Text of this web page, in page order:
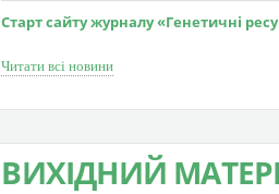
Старт сайту журналу «Генетичні
Читати всі новини
ВИХІДНИЙ